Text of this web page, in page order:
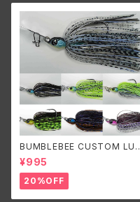
BUMBLEBEE CUSTOM LUR
ES B-BLADE ORIGINAL 3/8
oz/ バンブルビーカスタムルア
ーズ ビーブレードオリジナル3/
8oz
¥995
20%OFF